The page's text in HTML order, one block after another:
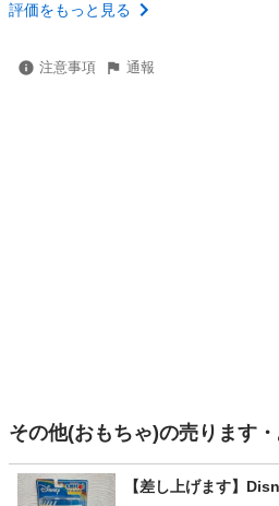
評価をもっと見る
注意事項 通報
その他(おもちゃ)の売ります
【差し上げます】